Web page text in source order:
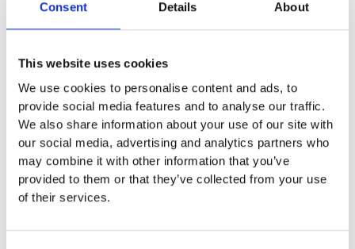
Consent Details About
This website uses cookies
We use cookies to personalise content and ads, to
provide social media features and to analyse our traffic.
We also share information about your use of our site with
our social media, advertising and analytics partners who
may combine it with other information that you’ve
provided to them or that they’ve collected from your use
of their services.
det är vått, splittras inte och är mycket tåliga mot väder
och vind. PS. priset gäller per st.
160:-
Lägg till i offertförfrågan
Specifikationer